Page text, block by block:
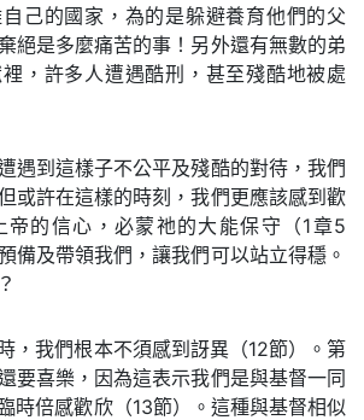
己的國家，為的是躲避養育他們的父
絕是多麼痛苦的事！另外還有無數的弟
，許多人遭遇酷刑，甚至殘酷地被處
遇到這樣子不公平及殘酷的對待，我們
或許在這樣的時刻，我們更應該感到歡
帝的信心，必蒙祂的大能保守（1章5
備及帶領我們，讓我們可以站立得穩。
，我們根本不須感到訝異（12節）。第
要喜樂，因為這表示我們是與基督一同
時倍感歡欣（13節）。這種與基督相似